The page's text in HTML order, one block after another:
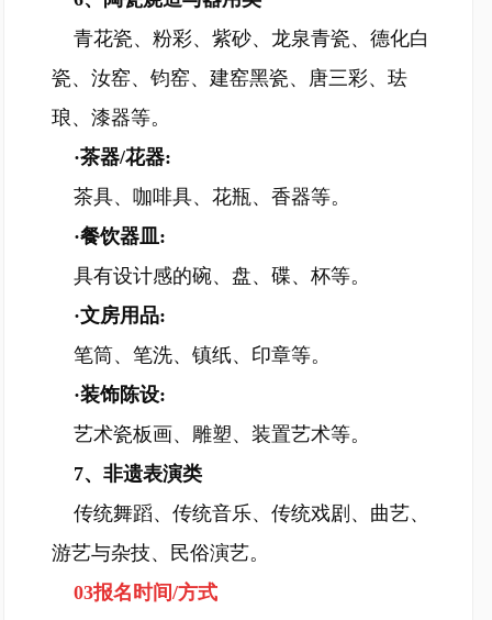
青花瓷、粉彩、紫砂、龙泉青瓷、德化白
瓷、汝窑、钧窑、建窑黑瓷、唐三彩、珐
琅、漆器等。
·茶器/花器:
茶具、咖啡具、花瓶、香器等。
·餐饮器皿:
具有设计感的碗、盘、碟、杯等。
·文房用品:
笔筒、笔洗、镇纸、印章等。
·装饰陈设:
艺术瓷板画、雕塑、装置艺术等。
7、非遗表演类
传统舞蹈、传统音乐、传统戏剧、曲艺、
游艺与杂技、民俗演艺。
03报名时间/方式